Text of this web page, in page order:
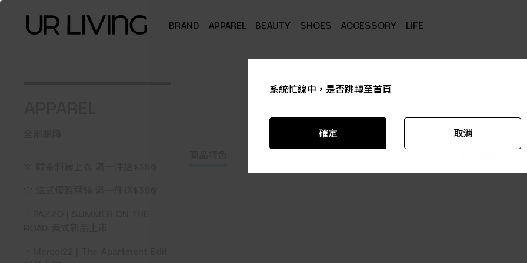
BRAND APPAREL BEAUTY SHOES ACCESSORY LIFE
系統忙線中，是否跳轉至首頁
確定 取消
系統忙線中，是否跳轉至首頁
確定 取消
系統忙線中，是否跳轉至首頁
確定 取消
系統忙線中，是否跳轉至首頁
確定 取消
系統忙線中，是否跳轉至首頁
確定 取消
系統忙線中，是否跳轉至首頁
確定 取消